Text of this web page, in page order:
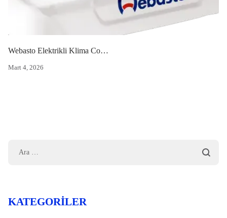
Mart 4, 2026
Webasto Elektrikli Klima Cool Top RTE 23
KATEGORILER